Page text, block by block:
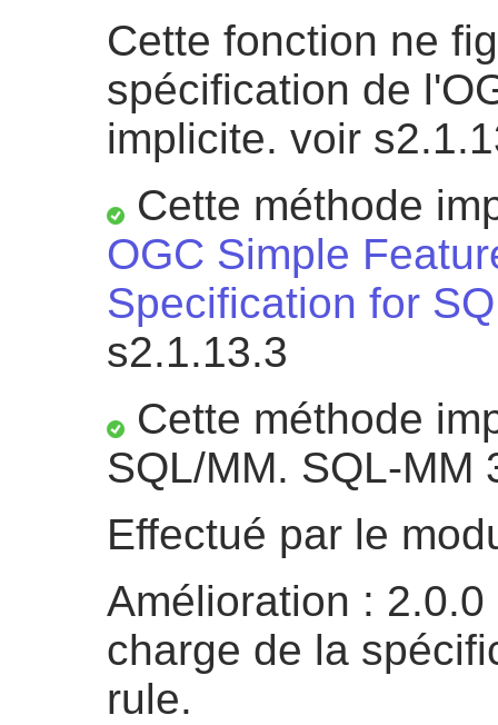
Cette fonction ne
spécification de
implicite. voir
Cette méthode
OGC Simple
Specification for
s2.1.13.3
Cette méthode
SQL/MM. SQL-MM
Effectué par le
Amélioration :
charge de la
rule.